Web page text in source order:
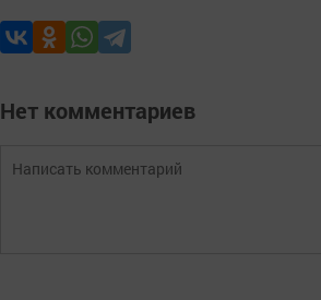
Нет комментариев